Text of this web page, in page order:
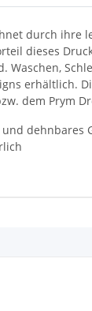
durch
dieses
erhältlich.
dem Prym
dehnbares